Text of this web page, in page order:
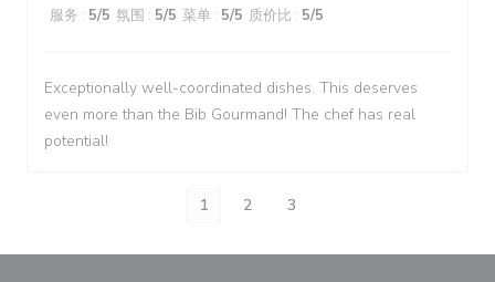
服务 : 5/5 氛围 : 5/5 菜单 : 5/5 质价比 : 5/5
Exceptionally well-coordinated dishes. This deserves
even more than the Bib Gourmand! The chef has real
potential!
1 2 3